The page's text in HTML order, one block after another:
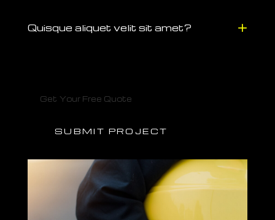
Quisque aliquet velit sit amet?
Get Your Free Quote
SUBMIT PROJECT